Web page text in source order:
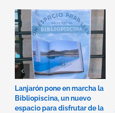
Lanjarón pone en marcha la
Bibliopiscina, un nuevo
espacio para disfrutar de la